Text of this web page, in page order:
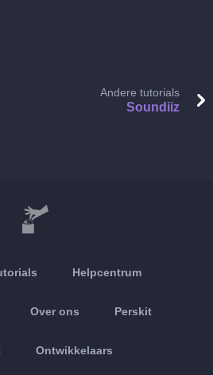
Andere tutorials
Soundiiz
Helpcentrum
Over ons Perskit
Ontwikkelaars